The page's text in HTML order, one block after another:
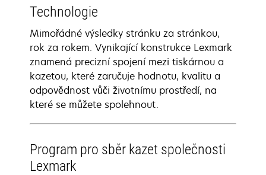
Technologie
Mimořádné výsledky stránku za stránkou,
rok za rokem. Vynikající konstrukce Lexmark
znamená precizní spojení mezi tiskárnou a
kazetou, které zaručuje hodnotu, kvalitu a
odpovědnost vůči životnímu prostředí, na
které se můžete spolehnout.
Program pro sběr kazet společnosti
Lexmark